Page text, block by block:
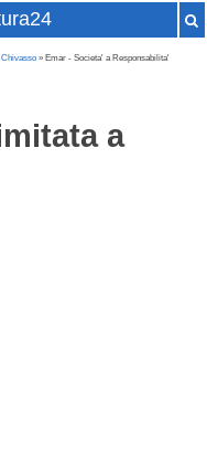
» Emar - Societa' a Responsabilita'
a